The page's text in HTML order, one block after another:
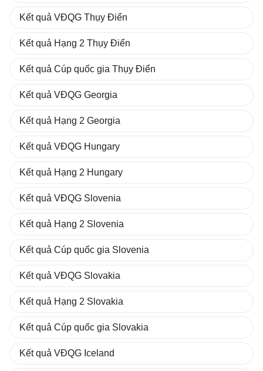
Kết quả VĐQG Thụy Điển
Kết quả Hạng 2 Thụy Điển
Kết quả Cúp quốc gia Thụy Điển
Kết quả VĐQG Georgia
Kết quả Hạng 2 Georgia
Kết quả VĐQG Hungary
Kết quả Hạng 2 Hungary
Kết quả VĐQG Slovenia
Kết quả Hạng 2 Slovenia
Kết quả Cúp quốc gia Slovenia
Kết quả VĐQG Slovakia
Kết quả Hạng 2 Slovakia
Kết quả Cúp quốc gia Slovakia
Kết quả VĐQG Iceland